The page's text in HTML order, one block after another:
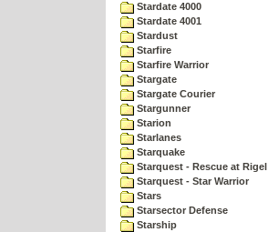
Stardate 4000
Stardate 4001
Stardust
Starfire
Starfire Warrior
Stargate
Stargate Courier
Stargunner
Starion
Starlanes
Starquake
Starquest - Rescue at Rigel
Starquest - Star Warrior
Stars
Starsector Defense
Starship